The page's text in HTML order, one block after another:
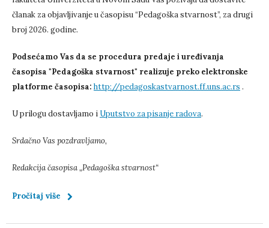
članak za objavljivanje u časopisu “Pedagoška stvarnost”, za drugi
broj 2026. godine.
Podsećamo Vas da se procedura predaje i uređivanja
časopisa "Pedagoška stvarnost" realizuje preko elektronske
platforme časopisa: http://pedagoskastvarnost.ff.uns.ac.rs .
U prilogu dostavljamo i Uputstvo za pisanje radova.
Srdačno Vas pozdravljamo,
Redakcija časopisa „Pedagoška stvarnost“
Pročitaj više